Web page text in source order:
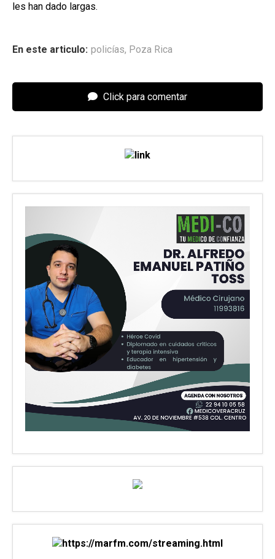
les han dado largas.
En este articulo: policías, Poza Rica
Click para comentar